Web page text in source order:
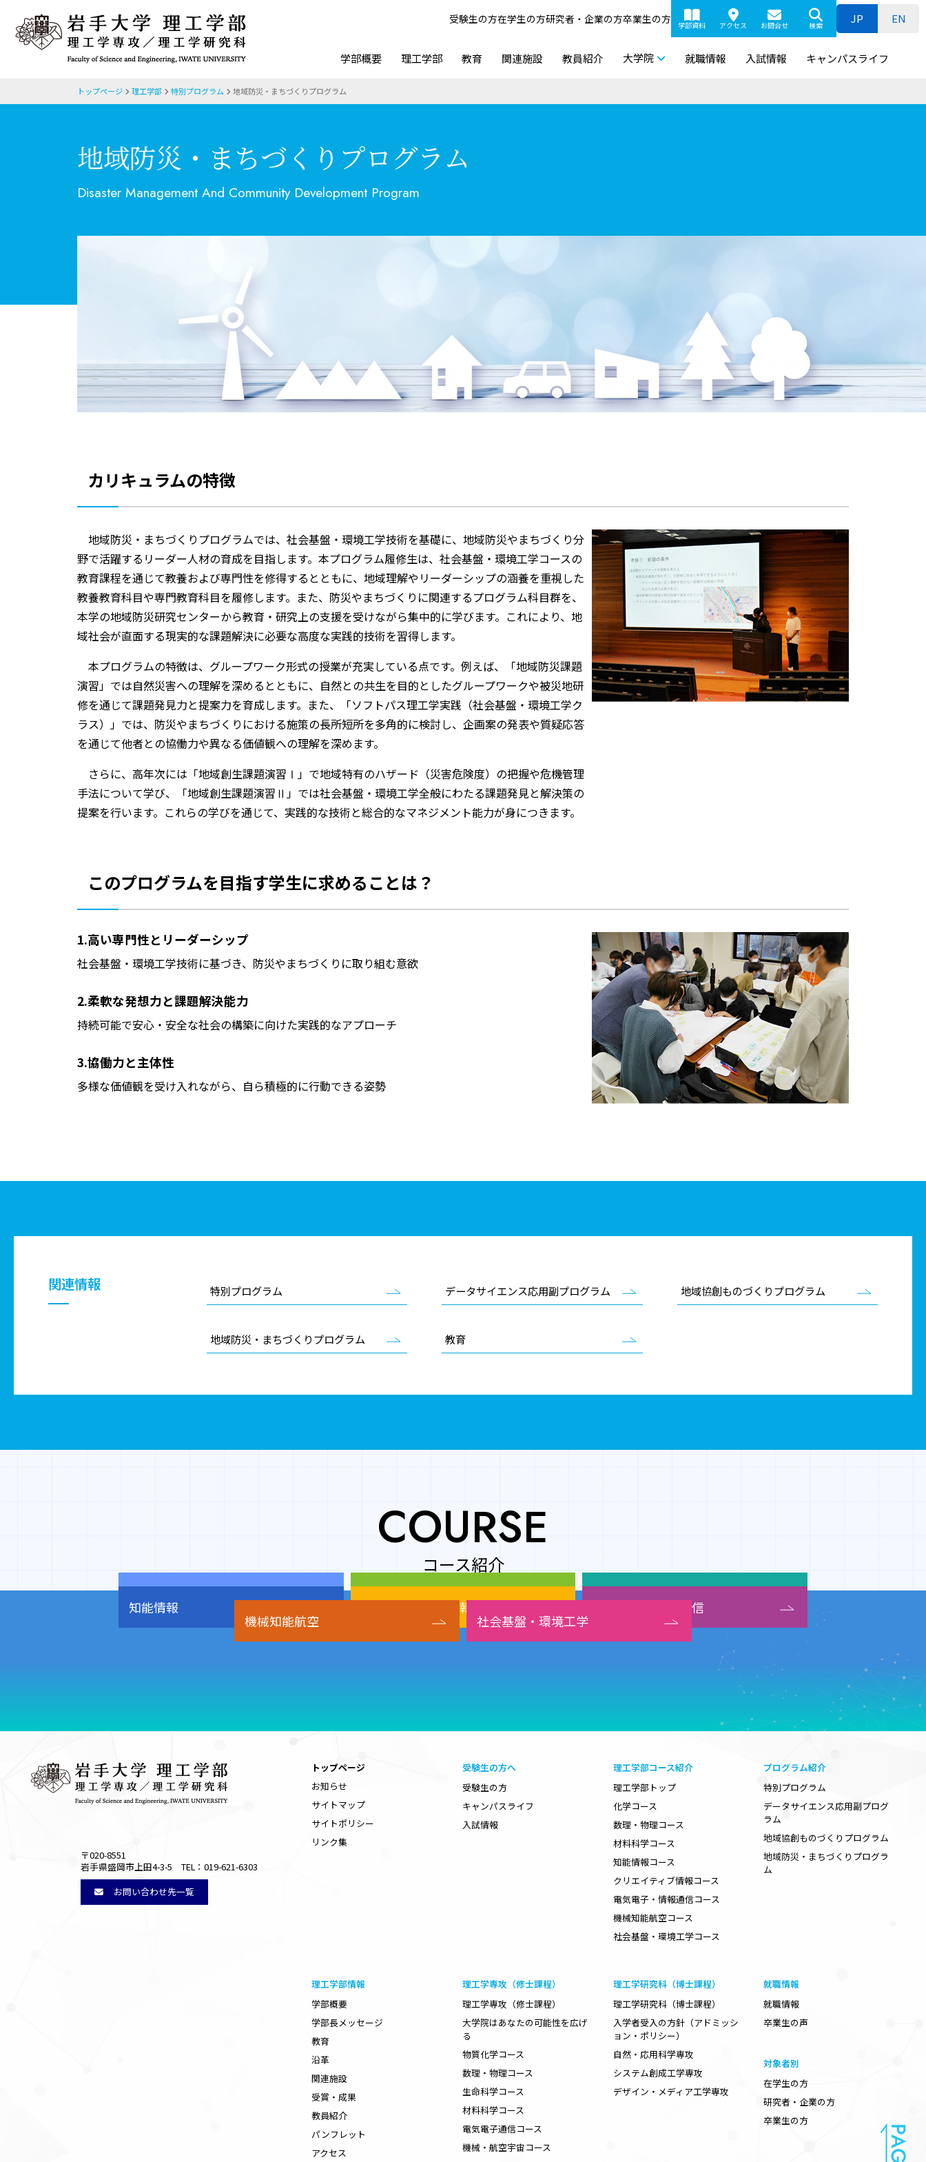
受験生の方在学生の方研究者・企業の方卒業生の方 学部資料 アクセス お問合せ 検索 JP EN
学部概要 理工学部 教育 関連施設 教員紹介 大学院 就職情報 入試情報 キャンパスライフ
トップページ 理工学部 特別プログラム 地域防災・まちづくりプログラム
地域防災・まちづくりプログラム
Disaster Management And Community Development Program
カリキュラムの特徴
地域防災・まちづくりプログラムでは、社会基盤・環境工学技術を基礎に、地域防災やまちづくり分
野で活躍するリーダー人材の育成を目指します。本プログラム履修生は、社会基盤・環境工学コースの
教育課程を通じて教養および専門性を修得するとともに、地域理解やリーダーシップの涵養を重視した
教養教育科目や専門教育科目を履修します。また、防災やまちづくりに関連するプログラム科目群を、
本学の地域防災研究センターから教育・研究上の支援を受けながら集中的に学びます。これにより、地
域社会が直面する現実的な課題解決に必要な高度な実践的技術を習得します。
本プログラムの特徴は、グループワーク形式の授業が充実している点です。例えば、「地域防災課題
演習」では自然災害への理解を深めるとともに、自然との共生を目的としたグループワークや被災地研
修を通じて課題発見力と提案力を育成します。また、「ソフトパス理工学実践（社会基盤・環境工学ク
ラス）」では、防災やまちづくりにおける施策の長所短所を多角的に検討し、企画案の発表や質疑応答
を通じて他者との協働力や異なる価値観への理解を深めます。
さらに、高年次には「地域創生課題演習Ⅰ」で地域特有のハザード（災害危険度）の把握や危機管理
手法について学び、「地域創生課題演習Ⅱ」では社会基盤・環境工学全般にわたる課題発見と解決策の
提案を行います。これらの学びを通じて、実践的な技術と総合的なマネジメント能力が身につきます。
このプログラムを目指す学生に求めることは？
1.高い専門性とリーダーシップ
社会基盤・環境工学技術に基づき、防災やまちづくりに取り組む意欲
2.柔軟な発想力と課題解決能力
持続可能で安心・安全な社会の構築に向けた実践的なアプローチ
3.協働力と主体性
多様な価値観を受け入れながら、自ら積極的に行動できる姿勢
関連情報 特別プログラム データサイエンス応用副プログラム 地域協創ものづくりプログラム
地域防災・まちづくりプログラム 教育
COURSE
コース紹介
知能情報 クリエイティブ情報 電気電子・情報通信
機械知能航空 社会基盤・環境工学
〒020-8551
岩手県盛岡市上田4-3-5 TEL：019-621-6303
お問い合わせ先一覧
トップページ
お知らせ
サイトマップ
サイトポリシー
リンク集
受験生の方へ
受験生の方
キャンパスライフ
入試情報
理工学部コース紹介
理工学部トップ
化学コース
数理・物理コース
材料科学コース
知能情報コース
クリエイティブ情報コース
電気電子・情報通信コース
機械知能航空コース
社会基盤・環境工学コース
プログラム紹介
特別プログラム
データサイエンス応用副プログ
ラム
地域協創ものづくりプログラム
地域防災・まちづくりプログラ
ム
理工学部情報
学部概要
学部長メッセージ
教育
沿革
関連施設
受賞・成果
教員紹介
パンフレット
アクセス
理工学専攻（修士課程）
理工学専攻（修士課程）
大学院はあなたの可能性を広げ
る
物質化学コース
数理・物理コース
生命科学コース
材料科学コース
電気電子通信コース
機械・航空宇宙コース
理工学研究科（博士課程）
理工学研究科（博士課程）
入学者受入の方針（アドミッシ
ョン・ポリシー）
自然・応用科学専攻
システム創成工学専攻
デザイン・メディア工学専攻
就職情報
就職情報
卒業生の声
対象者別
在学生の方
研究者・企業の方
卒業生の方